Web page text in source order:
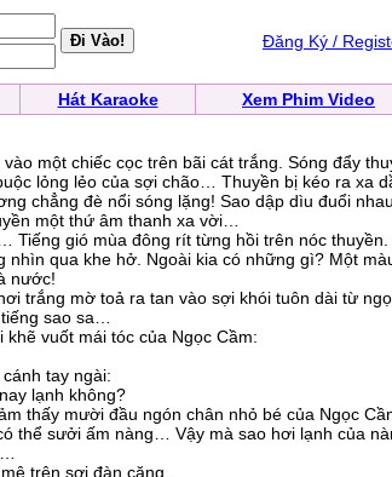
Đăng Ký /
Hát Karaoke Xem Phim Video
một chiếc cọc trên bãi cát trắng. Sóng đẩy
lỏng lẻo của sợi chão… Thuyền bị kéo ra xa
chẳng đè nổi sóng lặng! Sao dập dìu đuổi
một thứ âm thanh xa vời…
gió mùa đông rít từng hồi trên nóc
qua khe hở. Ngoài kia có những gì? Một
nước!
trắng mờ toả ra tan vào sợi khói tuôn dài từ
sao sa…
vuốt mái tóc của Ngọc Cầm:
tay ngài:
lạnh không?
thấy mười đầu ngón chân nhỏ bé của Ngọc
thể sưởi ấm nàng… Vậy mà sao hơi lạnh của
trên sợi đàn căng.